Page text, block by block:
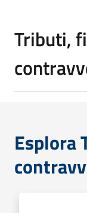
Tributi,
Esplora